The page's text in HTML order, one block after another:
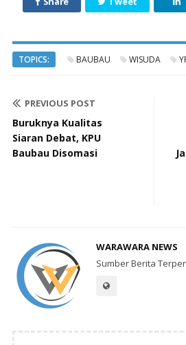
TOPICS: BAUBAU WISUDA
PREVIOUS POST
Buruknya Kualitas
Siaran Debat, KPU
Baubau Disomasi
WARAWARA NEWS
Sumber Berita